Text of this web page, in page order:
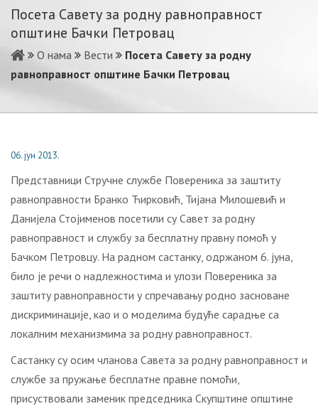
Посета Савету за родну равноправност
општине Бачки Петровац
О нама Вести
Посета Савету за родну
равноправност општине Бачки Петровац
06. јун 2013.
Представници Стручне службе Повереника за заштиту
равноправности Бранко Ћирковић, Тијана Милошевић и
Данијела Стојименов посетили су Савет за родну
равноправност и службу за бесплатну правну помоћ у
Бачком Петровцу. На радном састанку, одржаном 6. јуна,
било је речи о надлежностима и улози Повереника за
заштиту равноправности у спречавању родно засноване
дискриминације, као и о моделима будуће сарадње са
локалним механизмима за родну равноправност.
Састанку су осим чланова Савета за родну равноправност и
службе за пружање бесплатне правне помоћи,
присуствовали заменик председника Скупштине општине